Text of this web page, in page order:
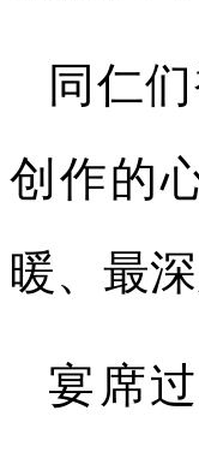
同仁
创作的
暖、最
宴席